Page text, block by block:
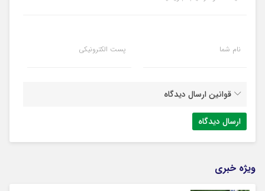
نام شما پست الکترونیکی
قوانین ارسال دیدگاه
ویژه خبری